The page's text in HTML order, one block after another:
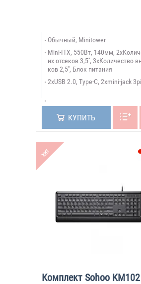
Обычный, Minitower
Mini-ITX, 550Вт, 140мм,
их отсеков 3,5'', 3xКоличество
ков 2,5'', Блок питания
2xUSB 2.0, Type-C, 2xmini-jack
КУПИТЬ
ХИТ
Комплект Sohoo